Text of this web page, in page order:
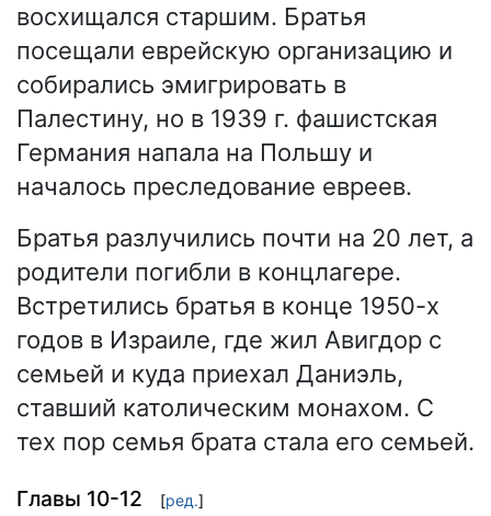
восхищался старшим. Братья
посещали еврейскую организацию и
собирались эмигрировать в
Палестину, но в 1939 г. фашистская
Германия напала на Польшу и
началось преследование евреев.
Братья разлучились почти на 20 лет, а
родители погибли в концлагере.
Встретились братья в конце 1950-х
годов в Израиле, где жил Авигдор с
семьей и куда приехал Даниэль,
ставший католическим монахом. С
тех пор семья брата стала его семьей.
Главы 10-12 [ред.]